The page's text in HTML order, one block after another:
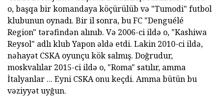
o, başqa bir komandaya köçürülüb və "Tumodi" futbol
klubunun oynadı. Bir il sonra, bu FC "Denguélé
Region" tərəfindən alınıb. Və 2006-ci ildə o, "Kashiwa
Reysol" adlı klub Yapon əldə etdi. Lakin 2010-ci ildə,
nəhayət CSKA oyunçu kök salmış. Doğrudur,
moskvalılar 2015-ci ildə o, "Roma" satılır, amma
İtalyanlar ... Eyni CSKA onu keçdi. Amma bütün bu
vəziyyət uyğun.